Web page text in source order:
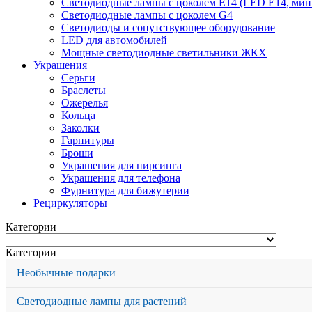
Светодиодные лампы с цоколем G4
Светодиоды и сопутствующее оборудование
LED для автомобилей
Мощные светодиодные светильники ЖКХ
Украшения
Серьги
Браслеты
Ожерелья
Кольца
Заколки
Гарнитуры
Броши
Украшения для пирсинга
Украшения для телефона
Фурнитура для бижутерии
Рециркуляторы
Категории
Категории
Необычные подарки
Светодиодные лампы для растений